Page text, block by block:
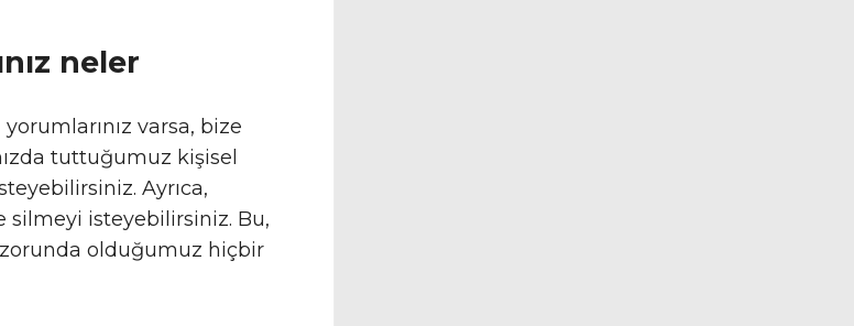
neler
varsa, bize
tuttuğumuz kişisel
Ayrıca,
silmeyi isteyebilirsiniz. Bu,
olduğumuz hiçbir